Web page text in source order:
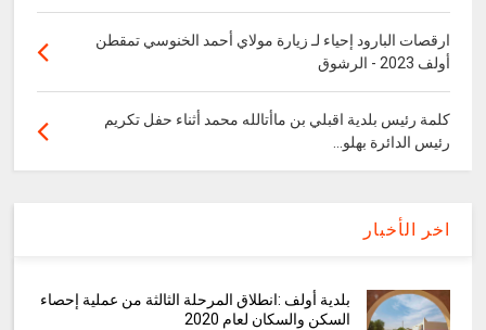
ارقصات البارود إحياء لـ زيارة مولاي أحمد الخنوسي تمقطن
أولف 2023 - الرشوق
كلمة رئيس بلدية اقبلي بن ماأتالله محمد أثناء حفل تكريم
رئيس الدائرة بهلو...
اخر الأخبار
بلدية أولف :انطلاق المرحلة الثالثة من عملية إحصاء
السكن والسكان لعام 2020